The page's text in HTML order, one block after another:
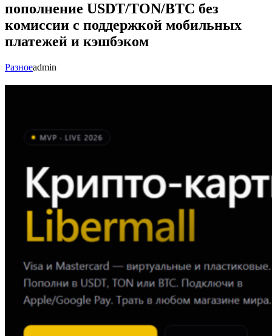
пополнение USDT/TON/BTC без
комиссии с поддержкой мобильных
платежей и кэшбэком
Разноеadmin